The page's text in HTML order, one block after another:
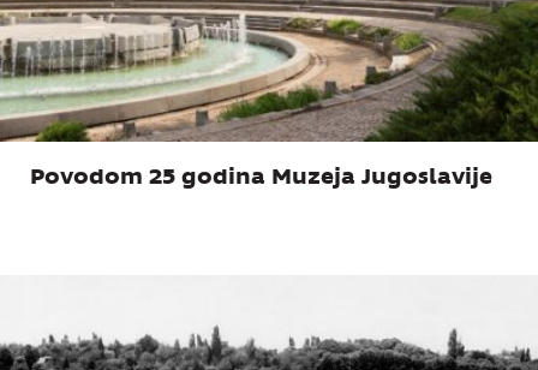
Povodom 25 godina Muzeja Jugoslavije